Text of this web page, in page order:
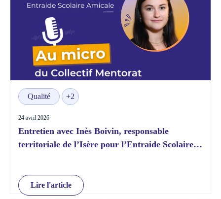
Qualité +2
24 avril 2026
Entretien avec Inès Boivin, responsable
territoriale de l’Isère pour l’Entraide Scolaire
Lire l'article